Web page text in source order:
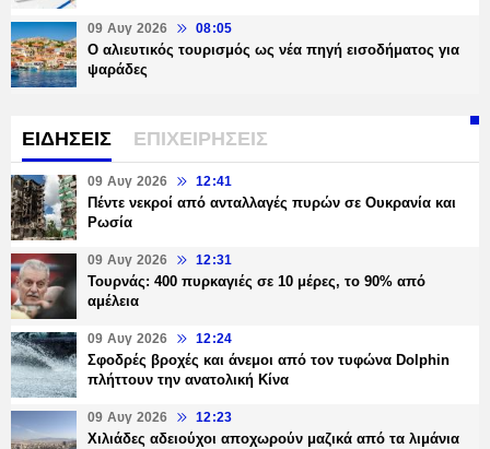
09 Αυγ 2026 08:05
Ο αλιευτικός τουρισμός ως νέα πηγή εισοδήματος για
ψαράδες
ΕΙΔΗΣΕΙΣ ΕΠΙΧΕΙΡΗΣΕΙΣ
09 Αυγ 2026 12:41
Πέντε νεκροί από ανταλλαγές πυρών σε Ουκρανία και
Ρωσία
09 Αυγ 2026 12:31
Τουρνάς: 400 πυρκαγιές σε 10 μέρες, το 90% από
αμέλεια
09 Αυγ 2026 12:24
Σφοδρές βροχές και άνεμοι από τον τυφώνα Dolphin
πλήττουν την ανατολική Κίνα
09 Αυγ 2026 12:23
Χιλιάδες αδειούχοι αποχωρούν μαζικά από τα λιμάνια